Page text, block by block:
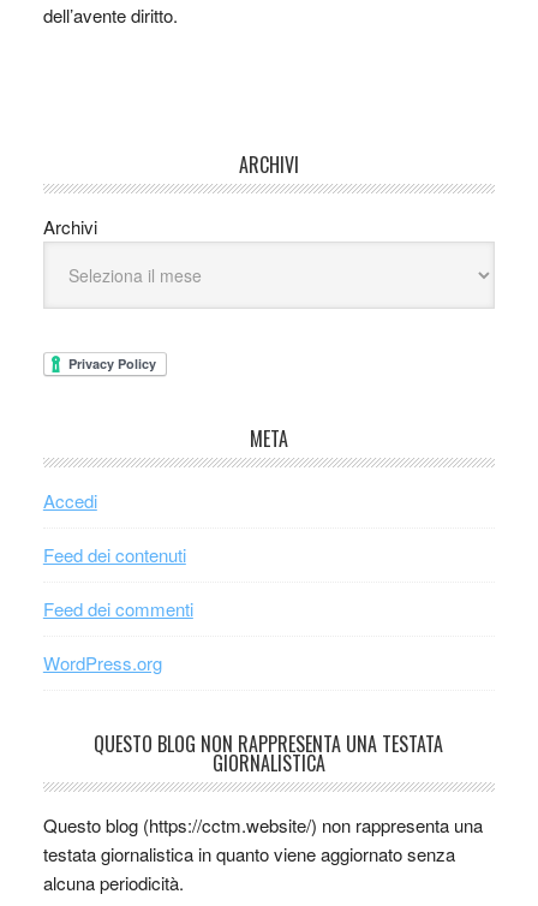
dell’avente diritto.
ARCHIVI
Archivi
META
Accedi
Feed dei contenuti
Feed dei commenti
WordPress.org
QUESTO BLOG NON RAPPRESENTA UNA TESTATA
GIORNALISTICA
Questo blog (https://cctm.website/) non rappresenta una
testata giornalistica in quanto viene aggiornato senza
alcuna periodicità.